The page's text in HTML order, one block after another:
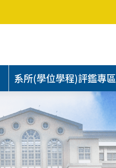
系所(學位學程)評鑑專區